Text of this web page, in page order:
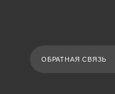
ОБРАТНАЯ СВЯЗЬ